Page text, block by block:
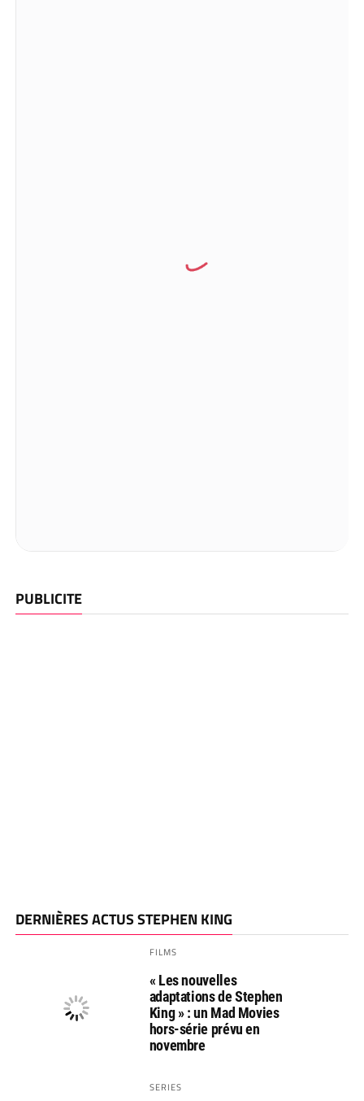
PUBLICITE
DERNIÈRES ACTUS STEPHEN KING
FILMS
« Les nouvelles
adaptations de Stephen
King » : un Mad Movies
hors-série prévu en
novembre
SERIES